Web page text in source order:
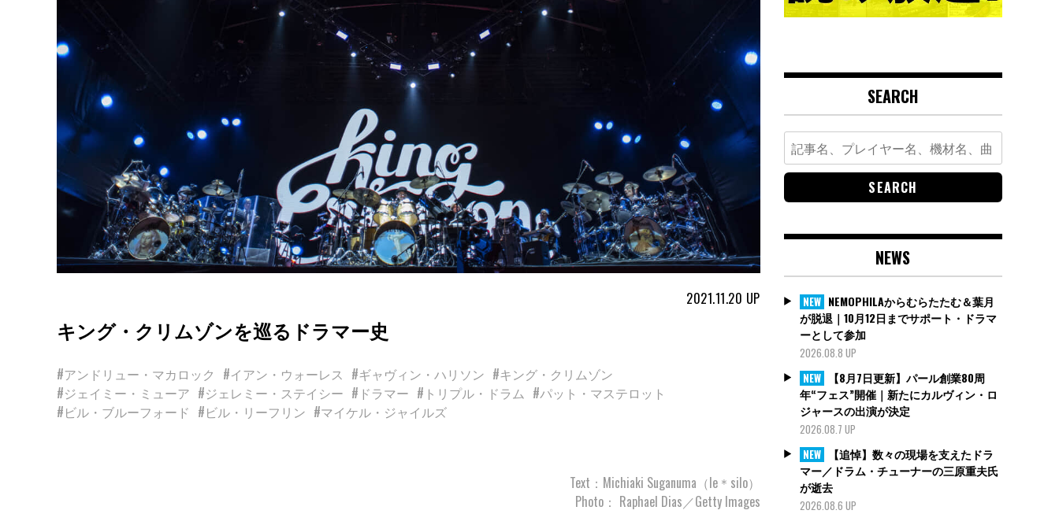
2021.11.20 UP
キング・クリムゾンを巡るドラマー史
#アンドリュー・マカロック #イアン・ウォーレス #ギャヴィン・ハリソン #キング・クリムゾン
#ジェイミー・ミューア #ジェレミー・ステイシー #ドラマー #トリプル・ドラム #パット・マステロット
#ビル・ブルーフォード #ビル・リーフリン #マイケル・ジャイルズ
Text：Michiaki Suganuma（le＊silo）
Photo： Raphael Dias／Getty Images
SEARCH
Search
for:
NEWS
NEW NEMOPHILAからむらたたむ＆葉月
が脱退｜10月12日までサポート・ドラマ
ーとして参加
2026.08.8 UP
NEW
【8月7日更新】パール創業80周
年“フェス”開催｜新たにカルヴィン・ロ
ジャースの出演が決定
2026.08.7 UP
NEW
【追悼】数々の現場を支えたドラ
マー／ドラム・チューナーの三原重夫氏
が逝去
2026.08.6 UP